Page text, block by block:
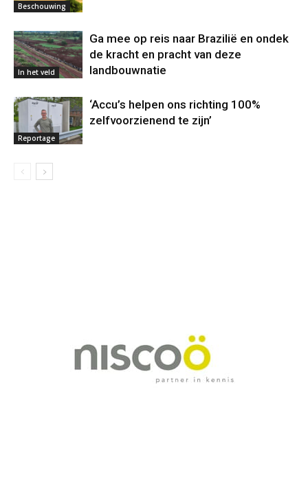
Beschouwing
In het veld
Ga mee op reis naar Brazilië en ondek
de kracht en pracht van deze
landbouwnatie
Reportage
‘Accu’s helpen ons richting 100%
zelfvoorzienend te zijn’